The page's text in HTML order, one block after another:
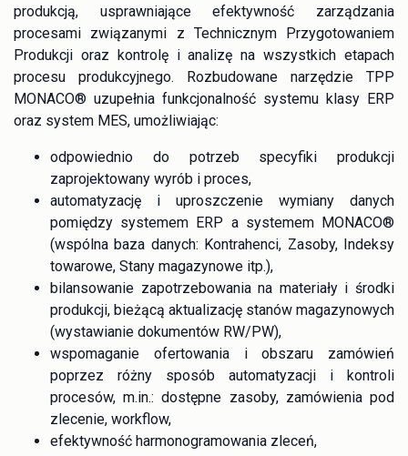
produkcją, usprawniające efektywność zarządzania
procesami związanymi z Technicznym Przygotowaniem
Produkcji oraz kontrolę i analizę na wszystkich etapach
procesu produkcyjnego. Rozbudowane narzędzie TPP
MONACO® uzupełnia funkcjonalność systemu klasy ERP
oraz system MES, umożliwiając:
odpowiednio do potrzeb specyfiki produkcji
zaprojektowany wyrób i proces,
automatyzację i uproszczenie wymiany danych
pomiędzy systemem ERP a systemem MONACO®
(wspólna baza danych: Kontrahenci, Zasoby, Indeksy
towarowe, Stany magazynowe itp.),
bilansowanie zapotrzebowania na materiały i środki
produkcji, bieżącą aktualizację stanów magazynowych
(wystawianie dokumentów RW/PW),
wspomaganie ofertowania i obszaru zamówień
poprzez różny sposób automatyzacji i kontroli
procesów, m.in.: dostępne zasoby, zamówienia pod
zlecenie, workflow,
efektywność harmonogramowania zleceń,